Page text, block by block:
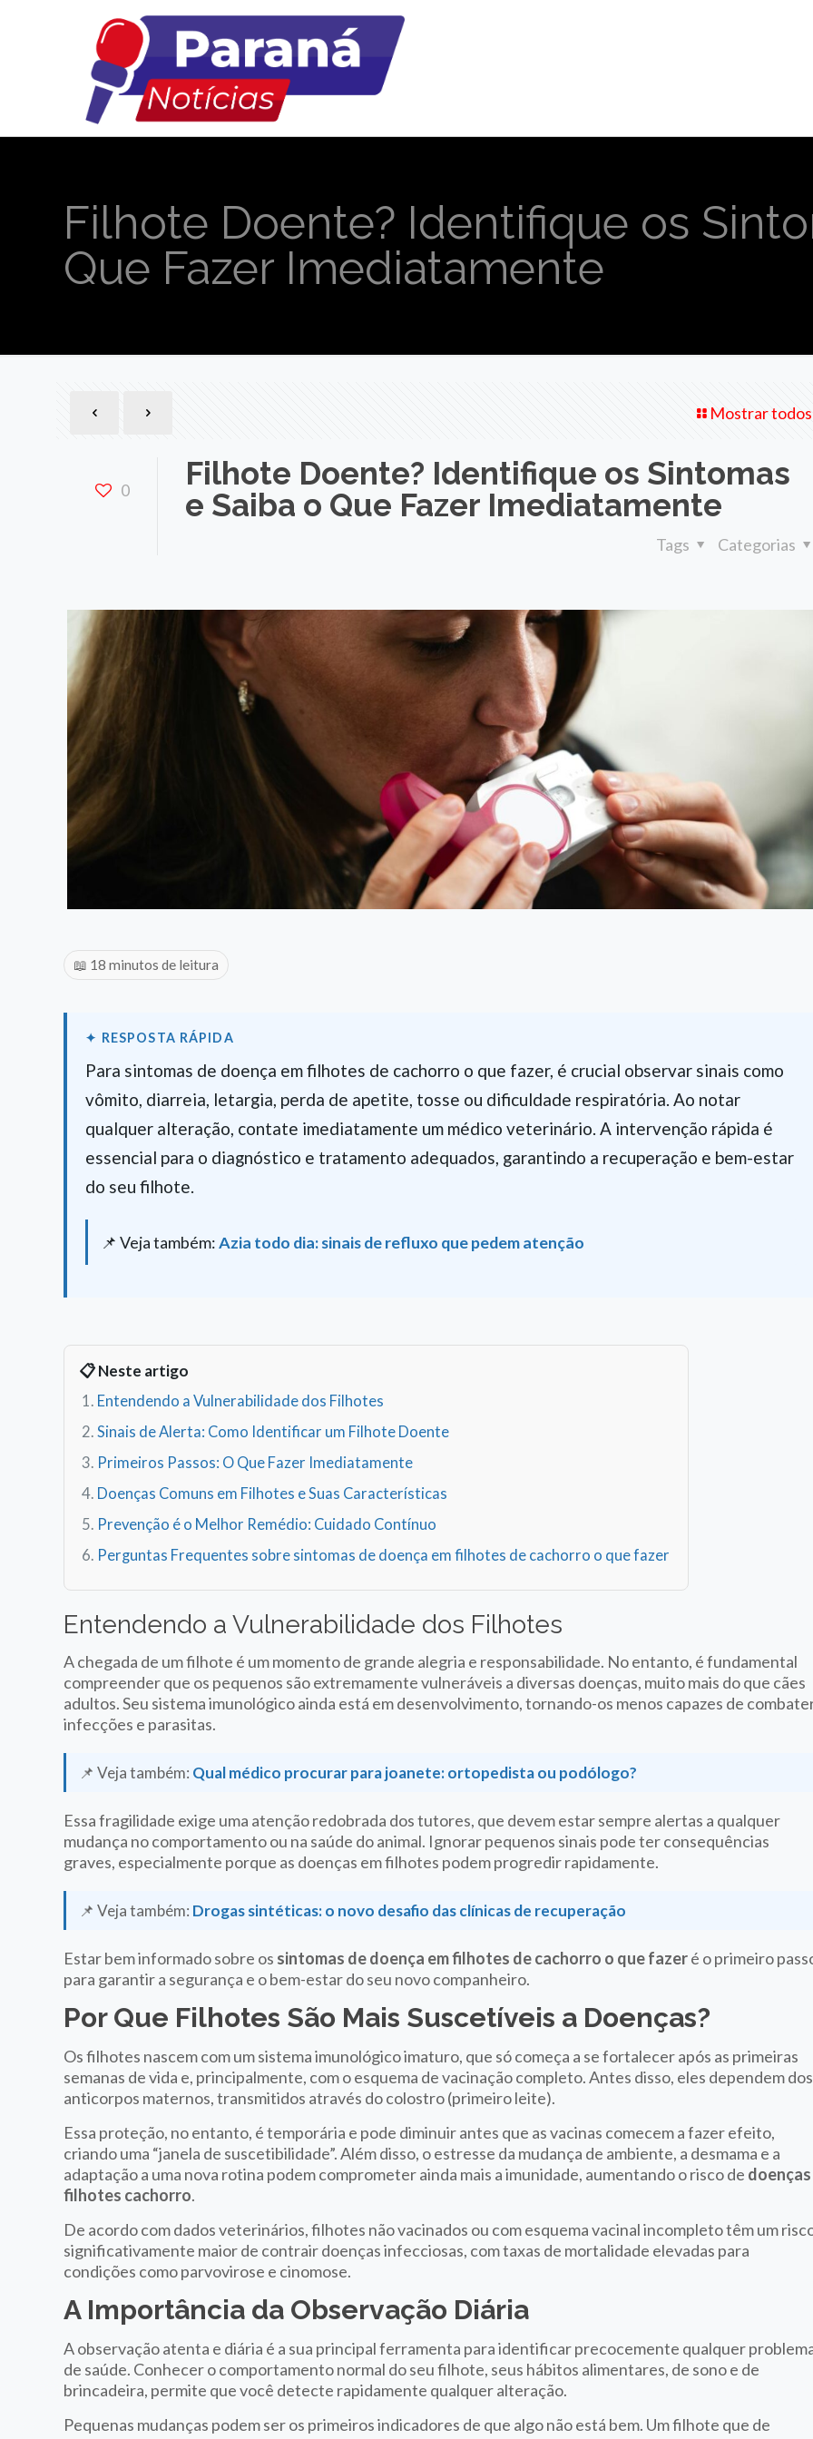
Filhote Doente? Identifique os
Que Fazer Imediatamente
Mostrar todos
0
Filhote Doente? Identifique os Sintomas
e Saiba o Que Fazer Imediatamente
Categorias
Tags
📖 18 minutos de leitura
Para sintomas de doença em filhotes de cachorro o que fazer, é crucial observar sinais como
vômito, diarreia, letargia, perda de apetite, tosse ou dificuldade respiratória. Ao notar
qualquer alteração, contate imediatamente um médico veterinário. A intervenção rápida é
essencial para o diagnóstico e tratamento adequados, garantindo a recuperação e bem-estar
do seu filhote.
📌 Veja também:Azia todo dia: sinais de refluxo que pedem atenção
📋 Neste artigo
Entendendo a Vulnerabilidade dos Filhotes
Sinais de Alerta: Como Identificar um Filhote Doente
Primeiros Passos: O Que Fazer Imediatamente
Doenças Comuns em Filhotes e Suas Características
Prevenção é o Melhor Remédio: Cuidado Contínuo
Perguntas Frequentes sobre sintomas de doença em filhotes de cachorro o que fazer
Entendendo a Vulnerabilidade dos Filhotes
A chegada de um filhote é um momento de grande alegria e responsabilidade. No entanto, é fundamental
compreender que os pequenos são extremamente vulneráveis a diversas doenças, muito mais do que cães
adultos. Seu sistema imunológico ainda está em desenvolvimento, tornando-os menos capazes de
infecções e parasitas.
📌 Veja também: Qual médico procurar para joanete: ortopedista ou podólogo?
Essa fragilidade exige uma atenção redobrada dos tutores, que devem estar sempre alertas a qualquer
mudança no comportamento ou na saúde do animal. Ignorar pequenos sinais pode ter consequências
graves, especialmente porque as doenças em filhotes podem progredir rapidamente.
📌 Veja também: Drogas sintéticas: o novo desafio das clínicas de recuperação
Estar bem informado sobre os sintomas de doença em filhotes de cachorro o que fazeré o primeiro
para garantir a segurança e o bem-estar do seu novo companheiro.
Por Que Filhotes São Mais Suscetíveis a Doenças?
Os filhotes nascem com um sistema imunológico imaturo, que só começa a se fortalecer após as primeiras
semanas de vida e, principalmente, com o esquema de vacinação completo. Antes disso, eles dependem dos
anticorpos maternos, transmitidos através do colostro (primeiro leite).
Essa proteção, no entanto, é temporária e pode diminuir antes que as vacinas comecem a fazer efeito,
criando uma “janela de suscetibilidade”. Além disso, o estresse da mudança de ambiente, a desmama e a
adaptação a uma nova rotina podem comprometer ainda mais a imunidade, aumentando o risco de doenças
filhotes cachorro.
De acordo com dados veterinários, filhotes não vacinados ou com esquema vacinal incompleto têm um
significativamente maior de contrair doenças infecciosas, com taxas de mortalidade elevadas para
condições como parvovirose e cinomose.
A Importância da Observação Diária
A observação atenta e diária é a sua principal ferramenta para identificar precocemente qualquer
de saúde. Conhecer o comportamento normal do seu filhote, seus hábitos alimentares, de sono e de
brincadeira, permite que você detecte rapidamente qualquer alteração.
Pequenas mudanças podem ser os primeiros indicadores de que algo não está bem. Um filhote que de